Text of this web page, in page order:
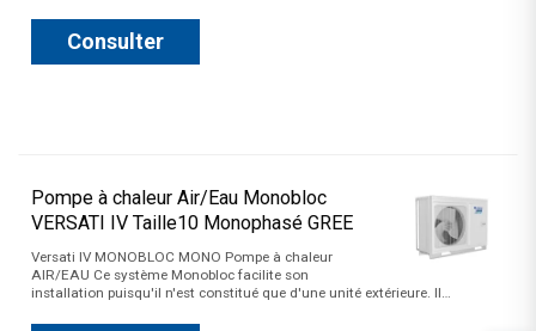
Consulter
Pompe à chaleur Air/Eau Monobloc
VERSATI IV Taille10 Monophasé GREE
Versati IV MONOBLOC MONO Pompe à chaleur
AIR/EAU Ce système Monobloc facilite son
installation puisqu'il n'est constitué que d'une unité extérieure. Il…